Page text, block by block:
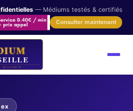
— Médiums testés & certifiés
Consulter maintenant